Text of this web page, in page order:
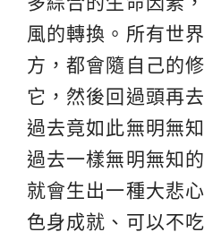
風的轉換。所有世
方，都會隨自己的
它，然後回過頭再
過去竟如此無明無
過去一樣無明無知
就會生出一種大悲
色身成就、可以不